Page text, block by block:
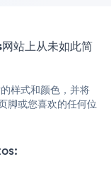
站上从未如此简
样式和颜色，并将
脚或您喜欢的任何位